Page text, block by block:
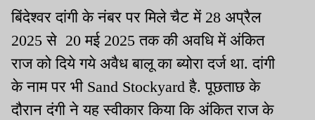
बिंदेश्वर दांगी के नंबर पर मिले चैट में 28 अप्रैल
2025 से 20 मई 2025 तक की अवधि में अंकित
राज को दिये गये अवैध बालू का ब्योरा दर्ज था. दांगी
के नाम पर भी Sand Stockyard है. पूछताछ के
दौरान दंगी ने यह स्वीकार किया कि अंकित राज के